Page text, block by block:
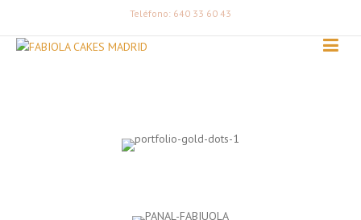
Teléfono: 640 33 60 43